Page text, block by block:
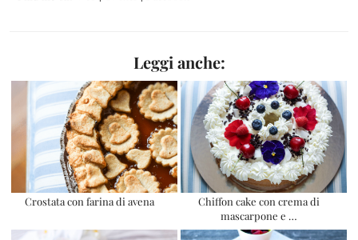
Leggi anche:
Crostata con farina di avena
Chiffon cake con crema di
mascarpone e …